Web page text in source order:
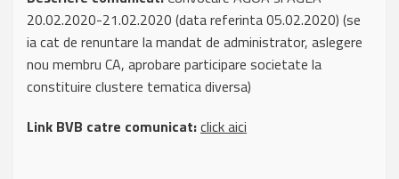
20.02.2020-21.02.2020 (data referinta 05.02.2020) (se
ia cat de renuntare la mandat de administrator, aslegere
nou membru CA, aprobare participare societate la
constituire clustere tematica diversa)
Link BVB catre comunicat:click aici